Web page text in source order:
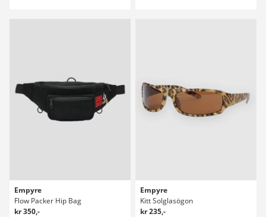
Empyre
Flow Packer Hip Bag
kr 350,-
Empyre
Kitt Solglasögon
kr 235,-